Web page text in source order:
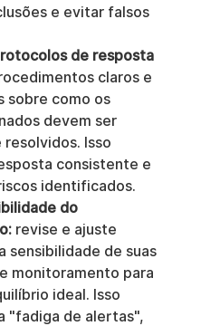
e evitar falsos
de resposta
claros e
sobre como os
devem ser
Isso
consistente e
identificados.
do
revise e ajuste
sensibilidade de suas
monitoramento para
ideal. Isso
"fadiga de alertas",